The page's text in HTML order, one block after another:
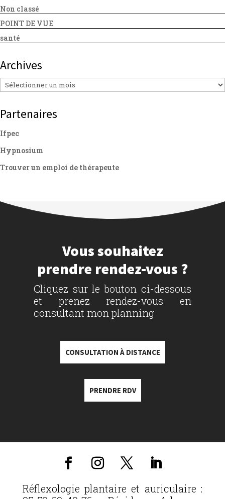
Non classé
POINT DE VUE
santé
Archives
Archives
Partenaires
Ifpec
Hypnosium
Trouver un emploi de thérapeute
Vous souhaitez
prendre rendez-vous ?
Cliquez sur le bouton ci-dessous
et prenez rendez-vous en
consultant mon planning
CONSULTATION À DISTANCE
PRENDRE RDV
Réflexologie plantaire et auriculaire :